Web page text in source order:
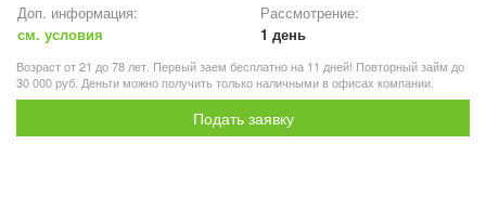
Доп. информация:
см. условия
Рассмотрение:
1 день
Возраст от 21 до 78 лет. Первый заем бесплатно на 11 дней! Повторный займ до
30 000 руб. Деньги можно получить только наличными в офисах компании.
Подать заявку